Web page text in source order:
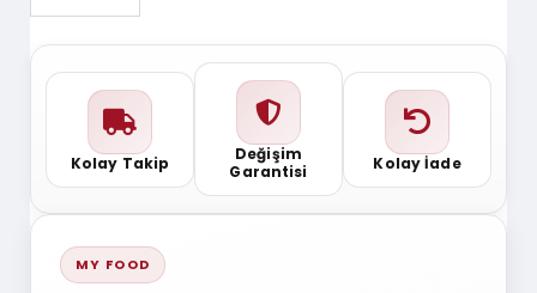
Kolay Takip
Değişim
Garantisi
Kolay İade
MY FOOD